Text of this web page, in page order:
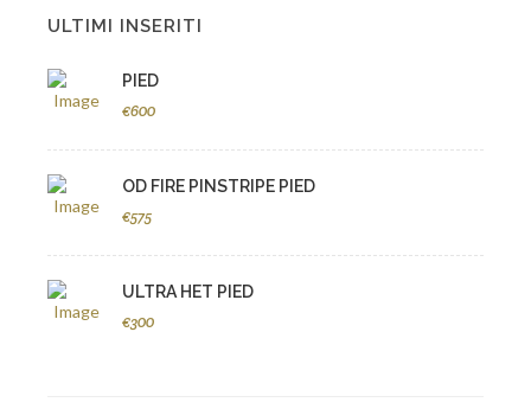
ULTIMI INSERITI
PIED
€600
OD FIRE PINSTRIPE PIED
€575
ULTRA HET PIED
€300